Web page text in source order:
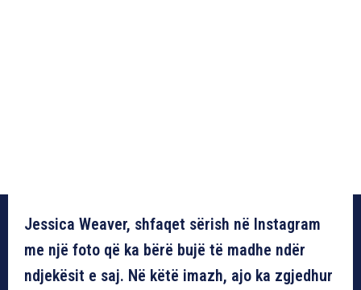
Jessica Weaver, shfaqet sërish në Instagram
me një foto që ka bërë bujë të madhe ndër
ndjekësit e saj. Në këtë imazh, ajo ka zgjedhur